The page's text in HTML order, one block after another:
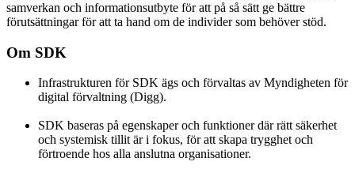
samverkan och informationsutbyte för att på så sätt ge bättre
förutsättningar för att ta hand om de individer som behöver stöd.
Om SDK
Infrastrukturen för SDK ägs och förvaltas av Myndigheten för
digital förvaltning (Digg).
SDK baseras på egenskaper och funktioner där rätt säkerhet
och systemisk tillit är i fokus, för att skapa trygghet och
förtroende hos alla anslutna organisationer.